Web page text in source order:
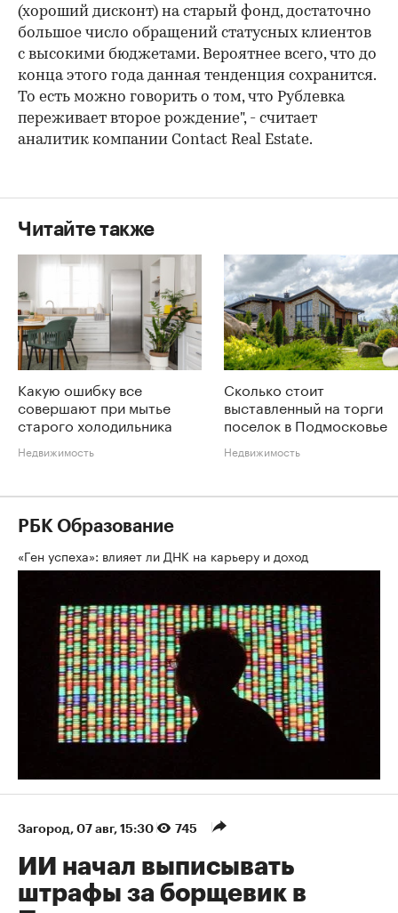
(хороший дисконт) на старый фонд, достаточно
большое число обращений статусных клиентов
с высокими бюджетами. Вероятнее всего, что до
конца этого года данная тенденция сохранится.
То есть можно говорить о том, что Рублевка
переживает второе рождение", - считает
аналитик компании Contact Real Estate.
Читайте также
Какую ошибку все
совершают при мытье
старого холодильника
Недвижимость
Сколько стоит
выставленный на торги
поселок в Подмосковье
Недвижимость
РБК Образование
«Ген успеха»: влияет ли ДНК на карьеру и доход
Загород⁠, 07 авг, 15:30 745
ИИ начал выписывать
штрафы за борщевик в